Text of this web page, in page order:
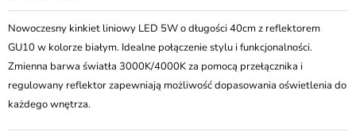
Nowoczesny kinkiet liniowy LED 5W o długości 40cm z reflektorem
GU10 w kolorze białym. Idealne połączenie stylu i funkcjonalności.
Zmienna barwa światła 3000K/4000K za pomocą przełącznika i
regulowany reflektor zapewniają możliwość dopasowania oświetlenia do
każdego wnętrza.